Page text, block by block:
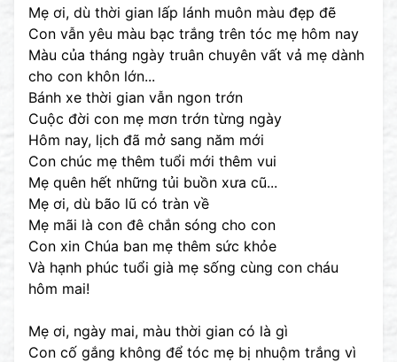
Mẹ ơi, dù thời gian lấp lánh muôn màu đẹp đẽ
Con vẫn yêu màu bạc trắng trên tóc mẹ hôm nay
Màu của tháng ngày truân chuyên vất vả mẹ dành
cho con khôn lớn...
Bánh xe thời gian vẫn ngon trớn
Cuộc đời con mẹ mơn trớn từng ngày
Hôm nay, lịch đã mở sang năm mới
Con chúc mẹ thêm tuổi mới thêm vui
Mẹ quên hết những tủi buồn xưa cũ...
Mẹ ơi, dù bão lũ có tràn về
Mẹ mãi là con đê chắn sóng cho con
Con xin Chúa ban mẹ thêm sức khỏe
Và hạnh phúc tuổi già mẹ sống cùng con cháu
hôm mai!
Mẹ ơi, ngày mai, màu thời gian có là gì
Con cố gắng không để tóc mẹ bị nhuộm trắng vì